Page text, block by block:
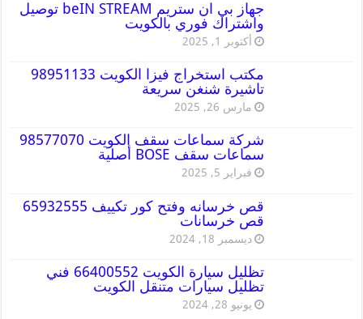
جهاز بي ان ستريم beIN STREAM توصيل
واشتراك فوري بالكويت
أكتوبر 1, 2025
مكتب استخراج فيزا الكويت 98951133
تاشيرة شنغن سريعة
مارس 26, 2025
شركة سماعات سقف الكويت 98577070
سماعات سقف BOSE أصلية
فبراير 5, 2025
قص خرسانه وفتح كور تكييف 65932555
قص خرسانات
ديسمبر 18, 2024
تظليل سيارة الكويت 66400552 فني
تظليل سيارات متنقل الكويت
يونيو 28, 2024